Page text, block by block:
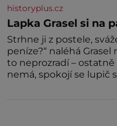
historyplus.cz
Lapka Grasel si na
Strhne ji z postele,
peníze?“ naléhá
to neprozradí –
nemá, spokojí se lupič